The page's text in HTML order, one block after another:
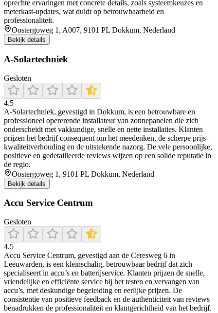
oprechte ervaringen met concrete details, zoals systeemkeuzes en
meterkast-updates, wat duidt op betrouwbaarheid en
professionaliteit.
Oostergoweg 1, A007, 9101 PL Dokkum, Nederland
Bekijk details
A-Solartechniek
Gesloten
4.5
A‑Solartechniek, gevestigd in Dokkum, is een betrouwbare en
professioneel opererende installateur van zonnepanelen die zich
onderscheidt met vakkundige, snelle en nette installaties. Klanten
prijzen het bedrijf consequent om het meedenken, de scherpe prijs-
kwaliteitverhouding en de uitstekende nazorg. De vele persoonlijke,
positieve en gedetailleerde reviews wijzen op een solide reputatie in
de regio.
Oostergoweg 1, 9101 PL Dokkum, Nederland
Bekijk details
Accu Service Centrum
Gesloten
4.5
Accu Service Centrum, gevestigd aan de Ceresweg 6 in
Leeuwarden, is een kleinschalig, betrouwbaar bedrijf dat zich
specialiseert in accu’s en batterijservice. Klanten prijzen de snelle,
vriendelijke en efficiënte service bij het testen en vervangen van
accu’s, met deskundige begeleiding en eerlijke prijzen. De
consistentie van positieve feedback en de authenticiteit van reviews
benadrukken de professionaliteit en klantgerichtheid van het bedrijf.